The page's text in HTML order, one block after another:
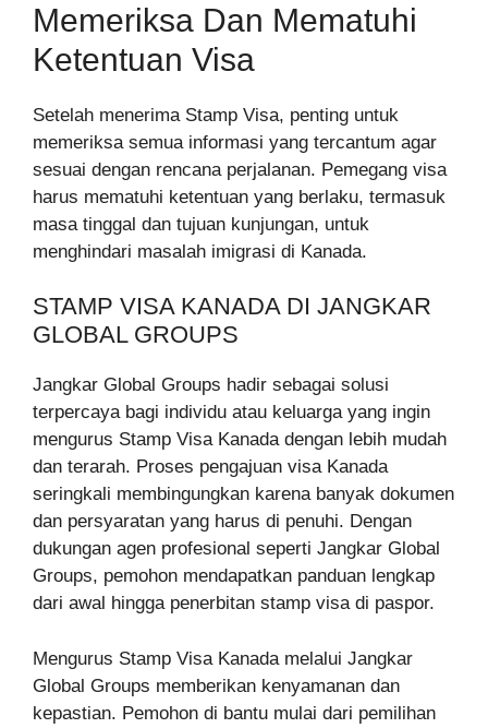
Memeriksa Dan Mematuhi
Ketentuan Visa
Setelah menerima Stamp Visa, penting untuk
memeriksa semua informasi yang tercantum agar
sesuai dengan rencana perjalanan. Pemegang visa
harus mematuhi ketentuan yang berlaku, termasuk
masa tinggal dan tujuan kunjungan, untuk
menghindari masalah imigrasi di Kanada.
STAMP VISA KANADA DI JANGKAR
GLOBAL GROUPS
Jangkar Global Groups hadir sebagai solusi
terpercaya bagi individu atau keluarga yang ingin
mengurus Stamp Visa Kanada dengan lebih mudah
dan terarah. Proses pengajuan visa Kanada
seringkali membingungkan karena banyak dokumen
dan persyaratan yang harus di penuhi. Dengan
dukungan agen profesional seperti Jangkar Global
Groups, pemohon mendapatkan panduan lengkap
dari awal hingga penerbitan stamp visa di paspor.
Mengurus Stamp Visa Kanada melalui Jangkar
Global Groups memberikan kenyamanan dan
kepastian. Pemohon di bantu mulai dari pemilihan